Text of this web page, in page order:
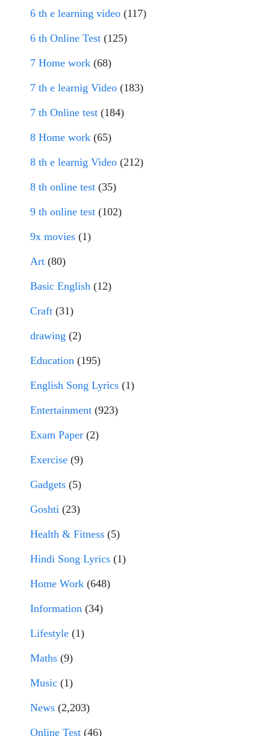
6 th e learning video (117)
6 th Online Test (125)
7 Home work (68)
7 th e learnig Video (183)
7 th Online test (184)
8 Home work (65)
8 th e learnig Video (212)
8 th online test (35)
9 th online test (102)
9x movies (1)
Art (80)
Basic English (12)
Craft (31)
drawing (2)
Education (195)
English Song Lyrics (1)
Entertainment (923)
Exam Paper (2)
Exercise (9)
Gadgets (5)
Goshti (23)
Health & Fitness (5)
Hindi Song Lyrics (1)
Home Work (648)
Information (34)
Lifestyle (1)
Maths (9)
Music (1)
News (2,203)
Online Test (46)